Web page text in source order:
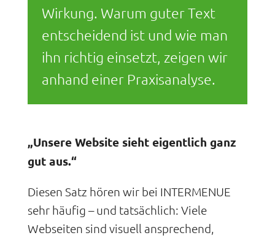
Wirkung. Warum guter Text
entscheidend ist und wie man
ihn richtig einsetzt, zeigen wir
anhand einer Praxisanalyse.
„Unsere Website sieht eigentlich ganz
gut aus.“
Diesen Satz hören wir bei INTERMENUE
sehr häufig – und tatsächlich: Viele
Webseiten sind visuell ansprechend,